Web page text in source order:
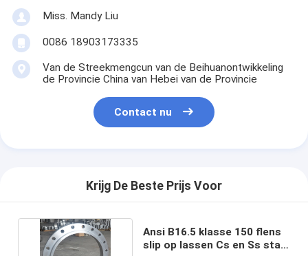
Miss. Mandy Liu
0086 18903173335
Van de Streekmengcun van de Beihuanontwikkeling
de Provincie China van Hebei van de Provincie
Contact nu
Krijg De Beste Prijs Voor
Ansi B16.5 klasse 150 flens
slip op lassen Cs en Ss staal